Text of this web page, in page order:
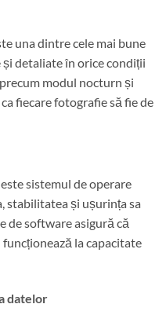
una dintre cele mai bune
și detaliate în orice condiții
modul nocturn și
fiecare fotografie să fie de
sistemul de operare
stabilitatea și ușurința sa
de software asigură că
la capacitate
datelor